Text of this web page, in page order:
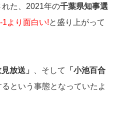
た、2021年の千葉県知事選
1より面白い!と盛り上がって
見放送」 、そして
「小池百合
という事態となっていたよ